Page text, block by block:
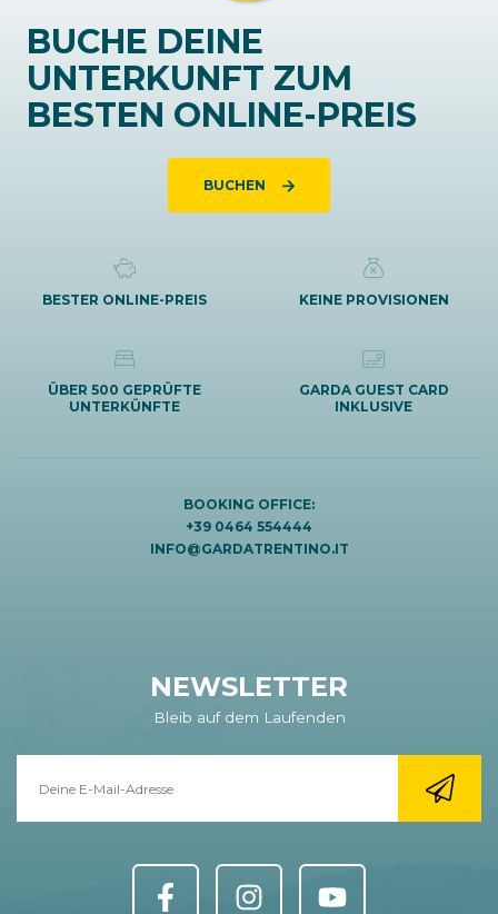
BUCHE DEINE
UNTERKUNFT ZUM
BESTEN ONLINE-PREIS
BUCHEN
BESTER ONLINE-PREIS KEINE PROVISIONEN
ÜBER 500 GEPRÜFTE
UNTERKÜNFTE
GARDA GUEST CARD
INKLUSIVE
BOOKING OFFICE:
+39 0464 554444
INFO@GARDATRENTINO.IT
NEWSLETTER
Bleib auf dem Laufenden